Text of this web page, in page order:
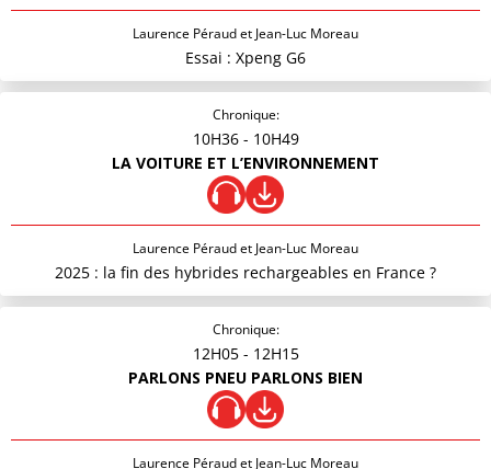
Laurence Péraud et Jean-Luc Moreau
Essai : Xpeng G6
Chronique:
10H36 - 10H49
LA VOITURE ET L’ENVIRONNEMENT
Laurence Péraud et Jean-Luc Moreau
2025 : la fin des hybrides rechargeables en France ?
Chronique:
12H05 - 12H15
PARLONS PNEU PARLONS BIEN
Laurence Péraud et Jean-Luc Moreau